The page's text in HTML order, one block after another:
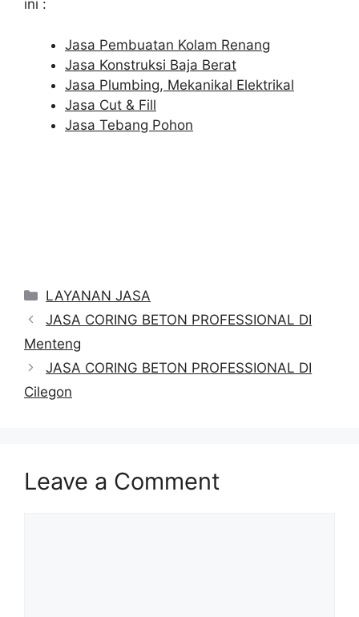
ini :
Jasa Pembuatan Kolam Renang
Jasa Konstruksi Baja Berat
Jasa Plumbing, Mekanikal Elektrikal
Jasa Cut & Fill
Jasa Tebang Pohon
Categories
LAYANAN JASA
JASA CORING BETON PROFESSIONAL DI
Menteng
JASA CORING BETON PROFESSIONAL DI
Cilegon
Leave a Comment